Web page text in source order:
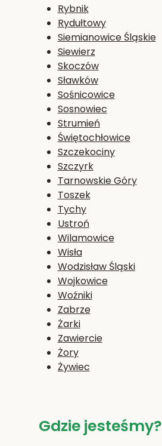
Gdzie jesteśmy?
Rybnik
Rydułtowy
Siemianowice Śląskie
Siewierz
Skoczów
Sławków
Sośnicowice
Sosnowiec
Strumień
Świętochłowice
Szczekociny
Szczyrk
Tarnowskie Góry
Toszek
Tychy
Ustroń
Wilamowice
Wisła
Wodzisław Śląski
Wojkowice
Woźniki
Zabrze
Żarki
Zawiercie
Żory
Żywiec